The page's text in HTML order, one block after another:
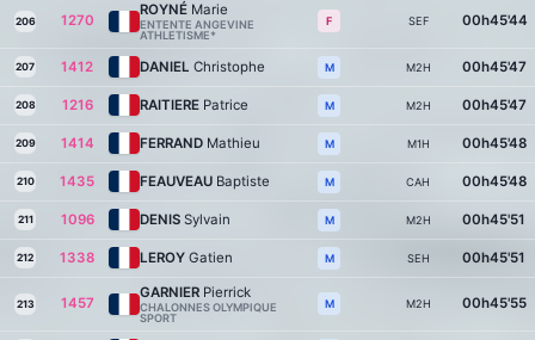
206 1270
ROYNÉ Marie
ENTENTE ANGEVINE
ATHLETISME*
F SEF 00h45'44
207 1412 DANIEL Christophe M M2H 00h45'47
208 1216 RAITIERE Patrice M M2H 00h45'47
209 1414 FERRAND Mathieu M M1H 00h45'48
210 1435 FEAUVEAU Baptiste M CAH 00h45'48
211 1096 DENIS Sylvain M M2H 00h45'51
212 1338 LEROY Gatien M SEH 00h45'51
213 1457
GARNIER Pierrick
CHALONNES OLYMPIQUE
SPORT
M M2H 00h45'55